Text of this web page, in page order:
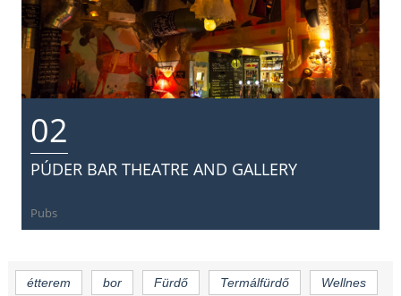
02
PÚDER BAR THEATRE AND GALLERY
Pubs
étterem bor Fürdő Termálfürdő Wellnes